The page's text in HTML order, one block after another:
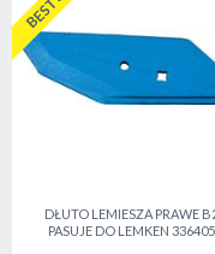
DŁUTO LEMIESZA PRAWE
PASUJE DO LEMKEN